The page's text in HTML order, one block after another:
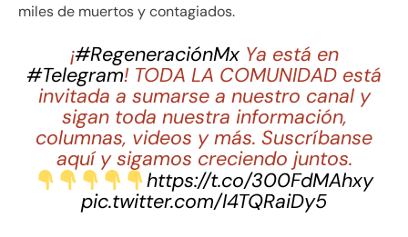
miles de muertos y contagiados.
¡#RegeneraciónMxYa está en
#Telegram! TODA LA COMUNIDAD está
invitada a sumarse a nuestro canal y
sigan toda nuestra información,
columnas, videos y más. Suscríbanse
aquí y sigamos creciendo juntos.
https://t.co/300FdMAhxy
pic.twitter.com/I4TQRaiDy5